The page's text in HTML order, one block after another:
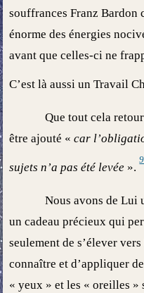
souffrances Franz Bardon
énorme des énergies
avant que celles-ci ne
C’est là aussi un Travail
Que tout cela
être ajouté «car
sujets n’a pas été levée ».
9
Nous avons de Lui
un cadeau précieux qui
seulement de s’élever
connaître et d’appliquer
« yeux » et les « oreilles